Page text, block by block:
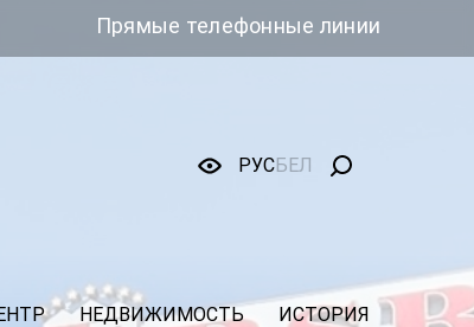
Прямые телефонные линии
РУСБЕЛ
НЕДВИЖИМОСТЬ ИСТОРИЯ